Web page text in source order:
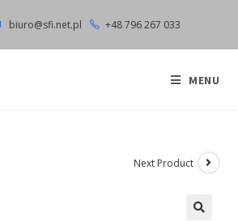
biuro@sfi.net.pl +48 796 267 033
MENU
Next Product